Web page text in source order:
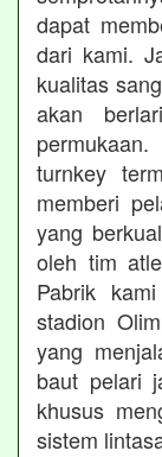
dapat
dari kami.
kualitas
akan
turnkey
memberi
yang
oleh tim
Pabrik
stadion
yang
baut pelari
khusus
sistem